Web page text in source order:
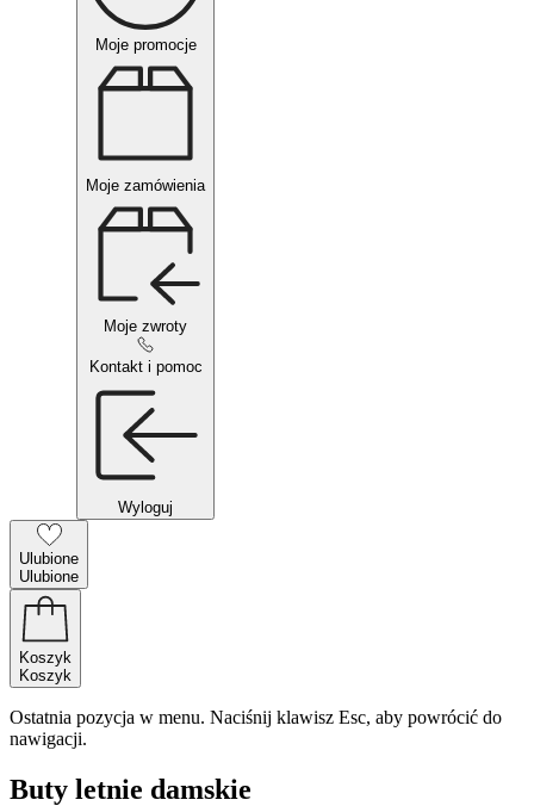
Moje promocje
Moje zamówienia
Moje zwroty
Kontakt i pomoc
Wyloguj
Ulubione
Ulubione
Koszyk
Koszyk
Ostatnia pozycja w menu. Naciśnij klawisz Esc, aby powrócić do
nawigacji.
Buty letnie damskie